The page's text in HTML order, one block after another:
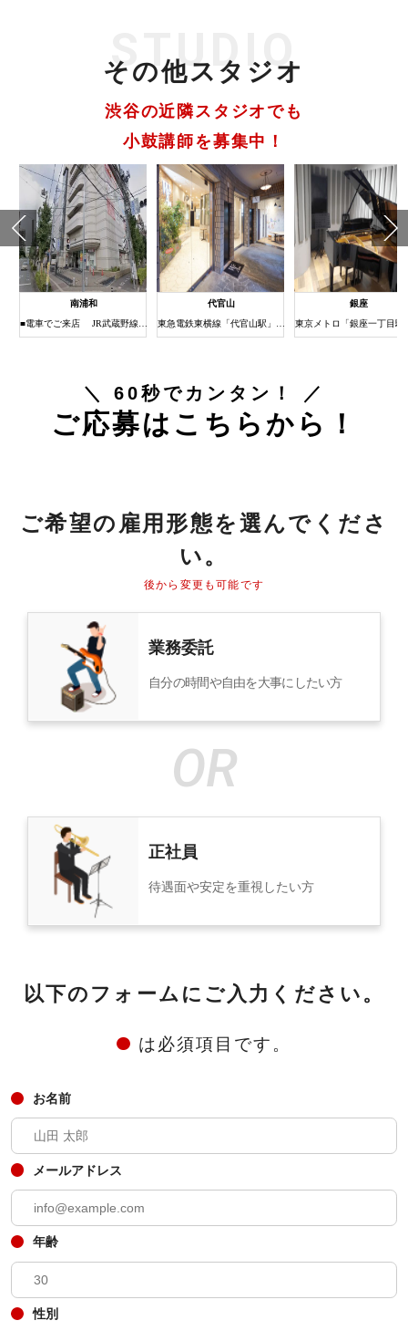
その他スタジオ
STUDIO
渋谷の近隣スタジオでも
小鼓講師を募集中！
南浦和
■電車でご来店 JR武蔵野線・京浜東北線南浦和駅下車 (約3分) ①JR南浦和駅の改札を出たら右（西口）へ進みます。 ②階段（またはエレベーター）で1階に下りると西口ロータリーに出ます。 ③右方向をロータリー沿いに歩き道なりに進みます。 ④南浦和駅西口交差点の横断歩道を渡ってすぐ右手にある建物がまるひろ南浦和店です。 ⑤エレベーターまたはエスカレーターで6Fまでお上がりください。 6Fにスタジオがございます。
代官山
東急電鉄東横線「代官山駅」北口徒歩３分
銀座
＼ 60秒でカンタン！ ／
ご応募はこちらから！
ご希望の雇用形態を選んでくださ
い。
後から変更も可能です
業務委託
自分の時間や自由を大事にしたい方
正社員
待遇面や安定を重視したい方
以下のフォームにご入力ください。
は必須項目です。
お名前
メールアドレス
年齢
性別